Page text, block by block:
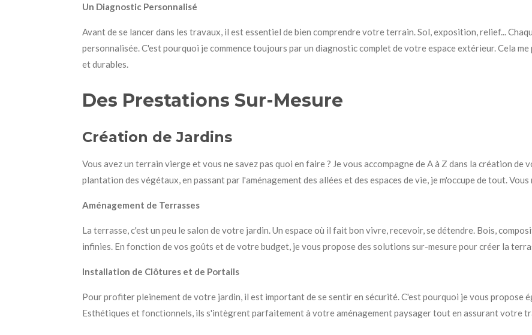
Un Diagnostic Personnalisé
Avant de se lancer dans les travaux, il est essentiel de bien comprendre votre terrain. Sol, exposition, relief...
personnalisée. C'est pourquoi je commence toujours par un diagnostic complet de votre espace extérieur. Cela
et durables.
Des Prestations Sur-Mesure
Création de Jardins
Vous avez un terrain vierge et vous ne savez pas quoi en faire ? Je vous accompagne de A à Z dans la création de
plantation des végétaux, en passant par l'aménagement des allées et des espaces de vie, je m'occupe de tout.
Aménagement de Terrasses
La terrasse, c'est un peu le salon de votre jardin. Un espace où il fait bon vivre, recevoir, se détendre. Bois,
infinies. En fonction de vos goûts et de votre budget, je vous propose des solutions sur-mesure pour créer la
Installation de Clôtures et de Portails
Pour profiter pleinement de votre jardin, il est important de se sentir en sécurité. C'est pourquoi je vous propose
Esthétiques et fonctionnels, ils s'intègrent parfaitement à votre aménagement paysager tout en assurant votre